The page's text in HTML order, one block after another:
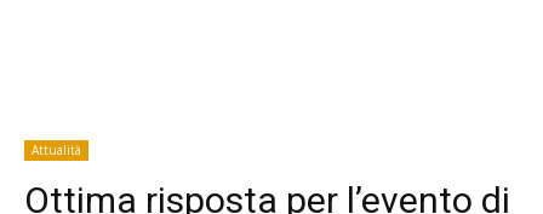
Attualità
Ottima risposta per l’evento di